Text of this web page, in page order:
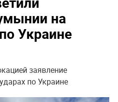
на
Украине
заявление
по Украине